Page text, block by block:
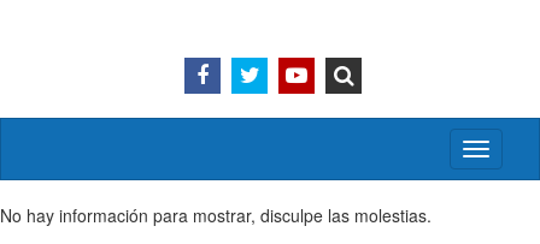
Activar/
menú
No hay información para mostrar, disculpe las molestias.